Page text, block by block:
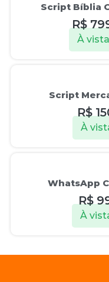
Script Bíblia
R$
À vista
Script
R$
À
WhatsApp
R$
À